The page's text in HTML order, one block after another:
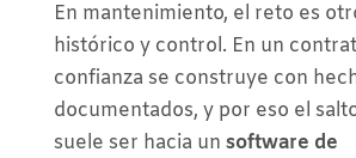
En mantenimiento, el reto es
histórico y control. En un
confianza se construye con
documentados, y por eso el
suele ser hacia un software de